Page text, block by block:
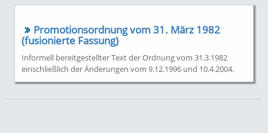
Promotionsordnung vom 31. März 1982
(fusionierte Fassung)
Informell bereitgestellter Text der Ordnung vom 31.3.1982
einschließlich der Änderungen vom 9.12.1996 und 10.4.2004.